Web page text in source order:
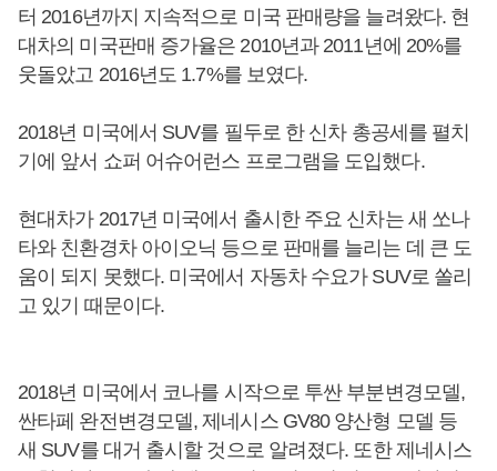
터 2016년까지 지속적으로 미국 판매량을 늘려왔다. 현
대차의 미국판매 증가율은 2010년과 2011년에 20%를
웃돌았고 2016년도 1.7%를 보였다.
2018년 미국에서 SUV를 필두로 한 신차 총공세를 펼치
기에 앞서 쇼퍼 어슈어런스 프로그램을 도입했다.
현대차가 2017년 미국에서 출시한 주요 신차는 새 쏘나
타와 친환경차 아이오닉 등으로 판매를 늘리는 데 큰 도
움이 되지 못했다. 미국에서 자동차 수요가 SUV로 쏠리
고 있기 때문이다.
2018년 미국에서 코나를 시작으로 투싼 부분변경모델,
싼타페 완전변경모델, 제네시스 GV80 양산형 모델 등
새 SUV를 대거 출시할 것으로 알려졌다. 또한 제네시스